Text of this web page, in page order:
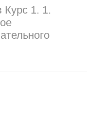
Курс 1. 1.